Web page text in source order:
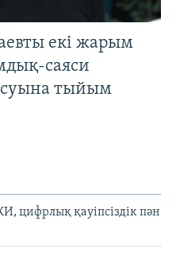
екі жарым
саяси
тыйым
цифрлық қауіпсіздік пән